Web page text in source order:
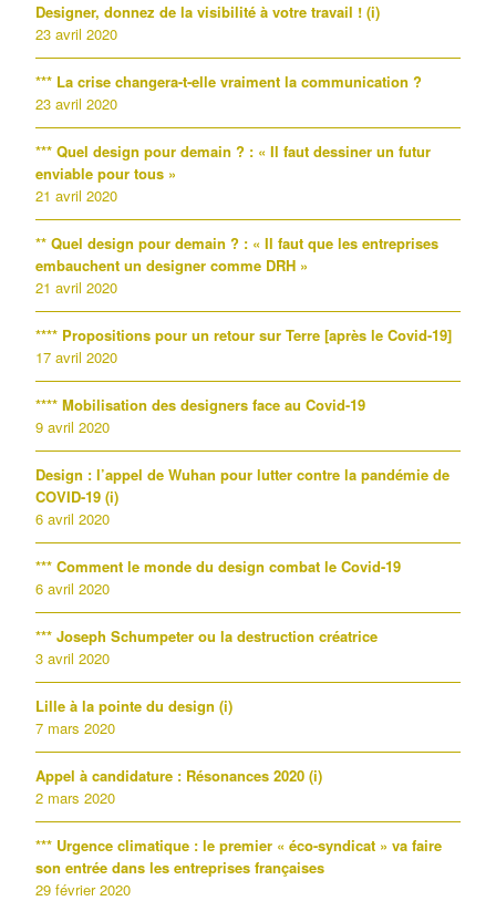
Designer, donnez de la visibilité à votre travail ! (i)
23 avril 2020
*** La crise changera-t-elle vraiment la communication ?
23 avril 2020
*** Quel design pour demain ? : « Il faut dessiner un futur
enviable pour tous »
21 avril 2020
** Quel design pour demain ? : « Il faut que les entreprises
embauchent un designer comme DRH »
21 avril 2020
**** Propositions pour un retour sur Terre [après le Covid-19]
17 avril 2020
**** Mobilisation des designers face au Covid-19
9 avril 2020
Design : l’appel de Wuhan pour lutter contre la pandémie de
COVID-19 (i)
6 avril 2020
*** Comment le monde du design combat le Covid-19
6 avril 2020
*** Joseph Schumpeter ou la destruction créatrice
3 avril 2020
Lille à la pointe du design (i)
7 mars 2020
Appel à candidature : Résonances 2020 (i)
2 mars 2020
*** Urgence climatique : le premier « éco-syndicat » va faire
son entrée dans les entreprises françaises
29 février 2020